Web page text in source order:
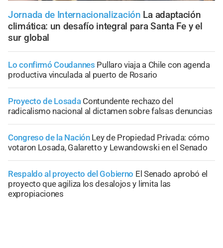
Jornada de Internacionalización La adaptación
climática: un desafío integral para Santa Fe y el
sur global
Lo confirmó Coudannes Pullaro viaja a Chile con agenda
productiva vinculada al puerto de Rosario
Proyecto de Losada Contundente rechazo del
radicalismo nacional al dictamen sobre falsas denuncias
Congreso de la Nación Ley de Propiedad Privada: cómo
votaron Losada, Galaretto y Lewandowski en el Senado
Respaldo al proyecto del Gobierno El Senado aprobó el
proyecto que agiliza los desalojos y limita las
expropiaciones